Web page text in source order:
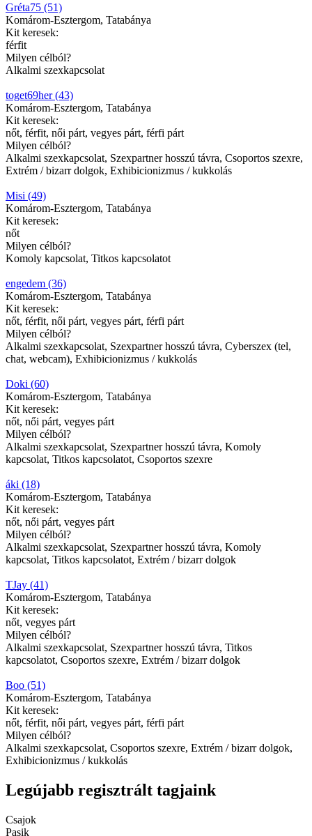
Gréta75 (51)
Komárom-Esztergom, Tatabánya
Kit keresek:
férfit
Milyen célból?
Alkalmi szexkapcsolat
toget69her (43)
Komárom-Esztergom, Tatabánya
Kit keresek:
nőt, férfit, női párt, vegyes párt, férfi párt
Milyen célból?
Alkalmi szexkapcsolat, Szexpartner hosszú távra, Csoportos szexre,
Extrém / bizarr dolgok, Exhibicionizmus / kukkolás
Misi (49)
Komárom-Esztergom, Tatabánya
Kit keresek:
nőt
Milyen célból?
Komoly kapcsolat, Titkos kapcsolatot
engedem (36)
Komárom-Esztergom, Tatabánya
Kit keresek:
nőt, férfit, női párt, vegyes párt, férfi párt
Milyen célból?
Alkalmi szexkapcsolat, Szexpartner hosszú távra, Cyberszex (tel,
chat, webcam), Exhibicionizmus / kukkolás
Doki (60)
Komárom-Esztergom, Tatabánya
Kit keresek:
nőt, női párt, vegyes párt
Milyen célból?
Alkalmi szexkapcsolat, Szexpartner hosszú távra, Komoly
kapcsolat, Titkos kapcsolatot, Csoportos szexre
áki (18)
Komárom-Esztergom, Tatabánya
Kit keresek:
nőt, női párt, vegyes párt
Milyen célból?
Alkalmi szexkapcsolat, Szexpartner hosszú távra, Komoly
kapcsolat, Titkos kapcsolatot, Extrém / bizarr dolgok
TJay (41)
Komárom-Esztergom, Tatabánya
Kit keresek:
nőt, vegyes párt
Milyen célból?
Alkalmi szexkapcsolat, Szexpartner hosszú távra, Titkos
kapcsolatot, Csoportos szexre, Extrém / bizarr dolgok
Boo (51)
Komárom-Esztergom, Tatabánya
Kit keresek:
nőt, férfit, női párt, vegyes párt, férfi párt
Milyen célból?
Alkalmi szexkapcsolat, Csoportos szexre, Extrém / bizarr dolgok,
Exhibicionizmus / kukkolás
Legújabb regisztrált tagjaink
Csajok
Pasik